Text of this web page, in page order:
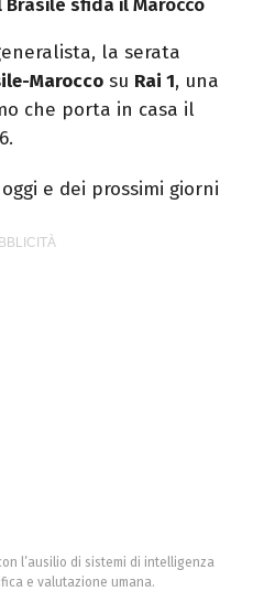
Brasile sfida il Marocco
la serata
Marocco su Rai 1, una
che porta in casa il
e dei prossimi giorni
l’ausilio di sistemi di intelligenza
e valutazione umana.